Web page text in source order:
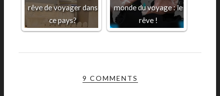
rêve de voyager dans
ce pays?
monde du voyage : le
rêve !
9 COMMENTS